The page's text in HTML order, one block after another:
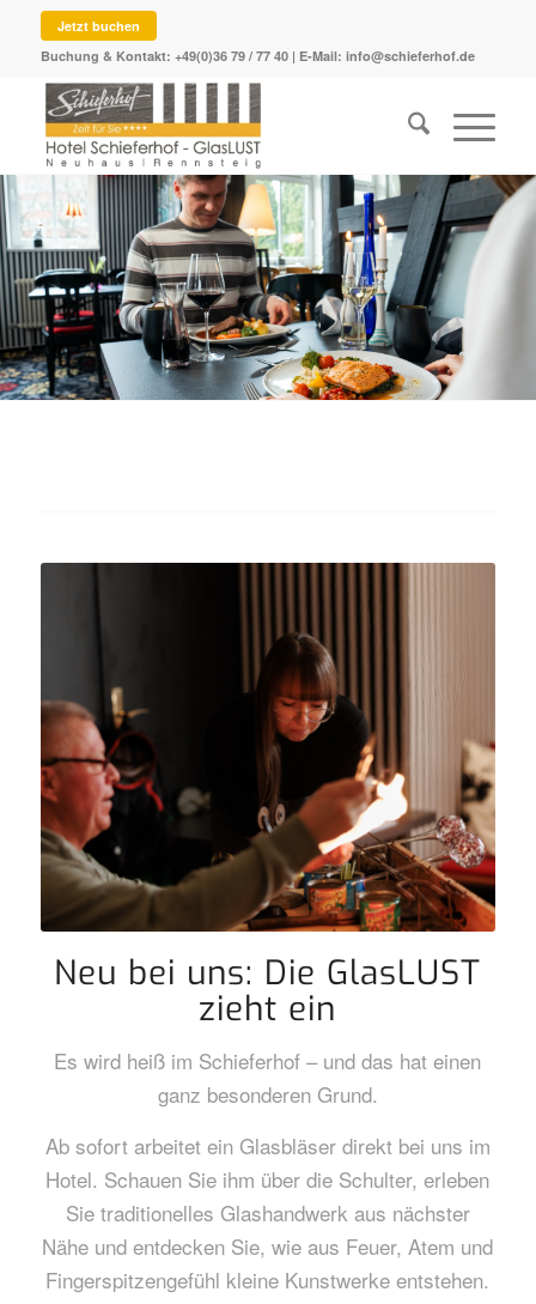
Jetzt buchen
Buchung & Kontakt: +49(0)36 79 / 77 40| E-Mail: info@schieferhof.de
Genuss erleben
Neu bei uns: Die GlasLUST
zieht ein
Es wird heiß im Schieferhof – und das hat einen
ganz besonderen Grund.
Ab sofort arbeitet ein Glasbläser direkt bei uns im
Hotel. Schauen Sie ihm über die Schulter, erleben
Sie traditionelles Glashandwerk aus nächster
Nähe und entdecken Sie, wie aus Feuer, Atem und
Fingerspitzengefühl kleine Kunstwerke entstehen.